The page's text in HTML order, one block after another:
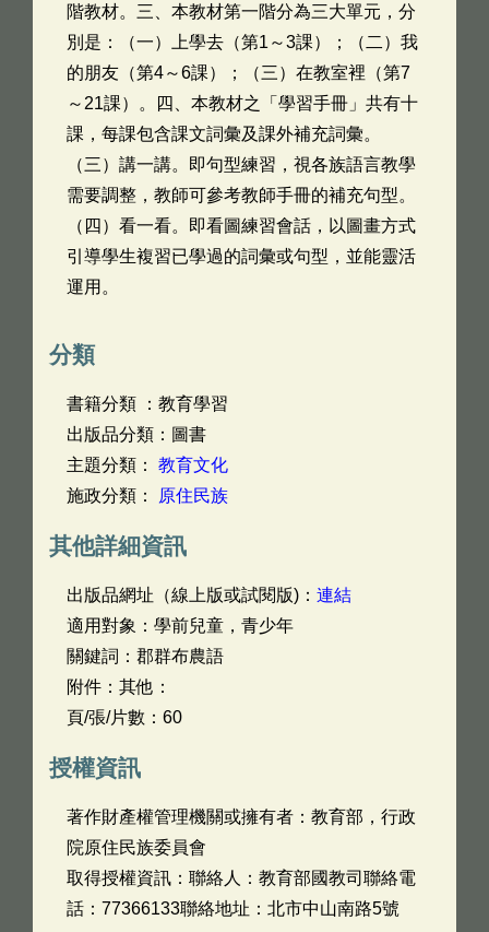
階教材。三、本教材第一階分為三大單元，分
別是：（一）上學去（第1～3課）；（二）我
的朋友（第4～6課）；（三）在教室裡（第7
～21課）。四、本教材之「學習手冊」共有十
課，每課包含課文詞彙及課外補充詞彙。
（三）講一講。即句型練習，視各族語言教學
需要調整，教師可參考教師手冊的補充句型。
（四）看一看。即看圖練習會話，以圖畫方式
引導學生複習已學過的詞彙或句型，並能靈活
運用。
分類
書籍分類 ：教育學習
出版品分類：圖書
主題分類： 教育文化
施政分類：
原住民族
其他詳細資訊
出版品網址（線上版或試閱版)： 連結
適用對象：學前兒童，青少年
關鍵詞：郡群布農語
附件：其他：
頁/張/片數：60
授權資訊
著作財產權管理機關或擁有者：教育部，行政
院原住民族委員會
取得授權資訊：聯絡人：教育部國教司聯絡電
話：77366133聯絡地址：北市中山南路5號